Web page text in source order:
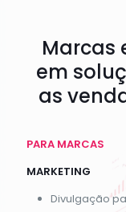
Marcas
em
as
PARA MARCAS
MARKETING
Divulgação